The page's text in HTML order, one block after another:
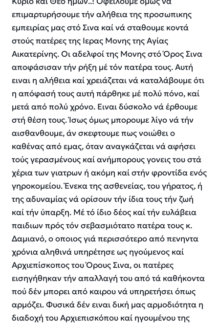
επιμαρτυρήσουμε τήν αλήθεια της προσωπικης
εμπειρίας μας στό Σινα καί νά σταθουμε κοντά
στούς πατέρες της Ιερας Μονης της Αγίας
Αικατερίνης. Οι αδελφοί της Μονης στό Όρος Σινα
αποφάσισαν τήν ρήξη μέ τόν πατέρα τους. Αυτή
ειναι η αλήθεια καί χρειάζεται νά καταλάβουμε ότι
η απόφασή τους αυτή πάρθηκε μέ πολύ πόνο, καί
μετά από πολύ χρόνο. Ειναι δύσκολο νά έρθουμε
στή θέση τους. Ίσως όμως μπορουμε λίγο νά τήν
αισθανθουμε, άν σκεφτουμε πως νοιώθει ο
καθένας από εμας, όταν αναγκάζεται νά αφήσει
τούς γερασμένους καί ανήμπορους γονεις του στά
χέρια των γιατρων ή ακόμη καί στήν φροντίδα ενός
γηροκομείου. Ένεκα της ασθενείας, του γήρατος, ή
της αδυναμίας νά ορίσουν τήν ίδια τους τήν ζωή
καί τήν ύπαρξη. Μέ τό ίδιο δέος καί τήν ευλάβεια
παιδιων πρός τόν σεβασμιότατο πατέρα τους κ.
Δαμιανό, ο οποιος γιά περισσότερο από πενηντα
χρόνια αληθινά υπηρέτησε ως ηγούμενος καί
Αρχιεπίσκοπος του Όρους Σινα, οι πατέρες
εισηγήθηκαν τήν απαλλαγή του από τά καθήκοντα
πού δέν μπορει από καιρου νά υπηρετήσει όπως
αρμόζει. Φυσικά δέν ειναι δική μας αρμοδιότητα η
διαδοχή του Αρχιεπισκόπου καί ηγουμένου της